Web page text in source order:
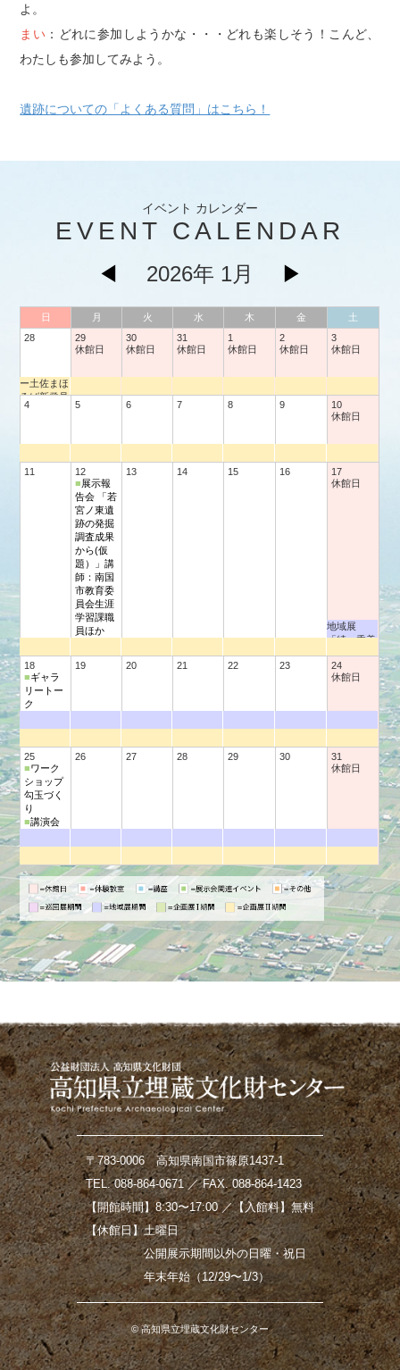
よ。
まい ：どれに参加しようかな・・・どれも楽しそう！こんど、
わたしも参加してみよう。
遺跡についての「よくある質問」はこちら！
イベント カレンダー
EVENT CALENDAR
◀ 2026年 1月 ▶
日 月 火 水 木 金
土
28
ー土佐まほ
ろば新発見
ー 若宮ノ
29
休館日
30
休館日
31
休館日
1
休館日
2
休館日
3
休館日
4 5 6 7 8 9
10
休館日
11
12
■展示報
告会 「若
宮ノ東遺
跡の発掘
調査成果
から(仮
題）」講
師：南国
市教育委
員会生涯
学習課職
員ほか
13 14 15 16
17
休館日
地域展
「続・香美
展」
18
■ギャラ
リートー
ク
19 20 21 22 23
24
休館日
25
■ワーク
ショップ
勾玉づく
り
■講演会
26 27 28 29 30
31
休館日
〒783-0006 高知県南国市篠原1437-1
TEL. 088-864-0671 ／ FAX. 088-864-1423
【開館時間】8:30〜17:00 ／【入館料】無料
【休館日】土曜日
公開展示期間以外の日曜・祝日
年末年始（12/29〜1/3）
© 高知県立埋蔵文化財センター